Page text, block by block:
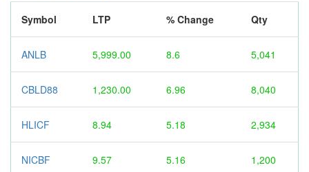
Symbol LTP % Change Qty
ANLB 5,999.00 8.6 5,041
CBLD88 1,230.00 6.96 8,040
HLICF 8.94 5.18 2,934
NICBF 9.57 5.16 1,200